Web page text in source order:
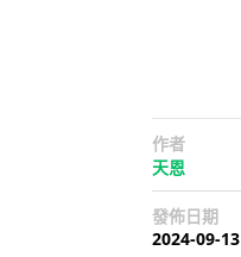
作者
天恩
發佈日期
2024-09-13